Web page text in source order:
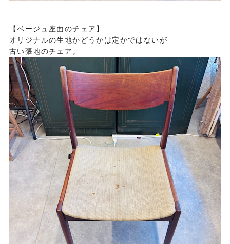
【ベージュ座面のチェア】
オリジナルの生地かどうかは定かではないが
古い張地のチェア。